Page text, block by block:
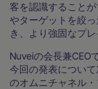
客を認識すること
やターゲットを絞
き、より強固なプ
Nuveiの会長兼CEO
今回の発表につい
のオムニチャネル